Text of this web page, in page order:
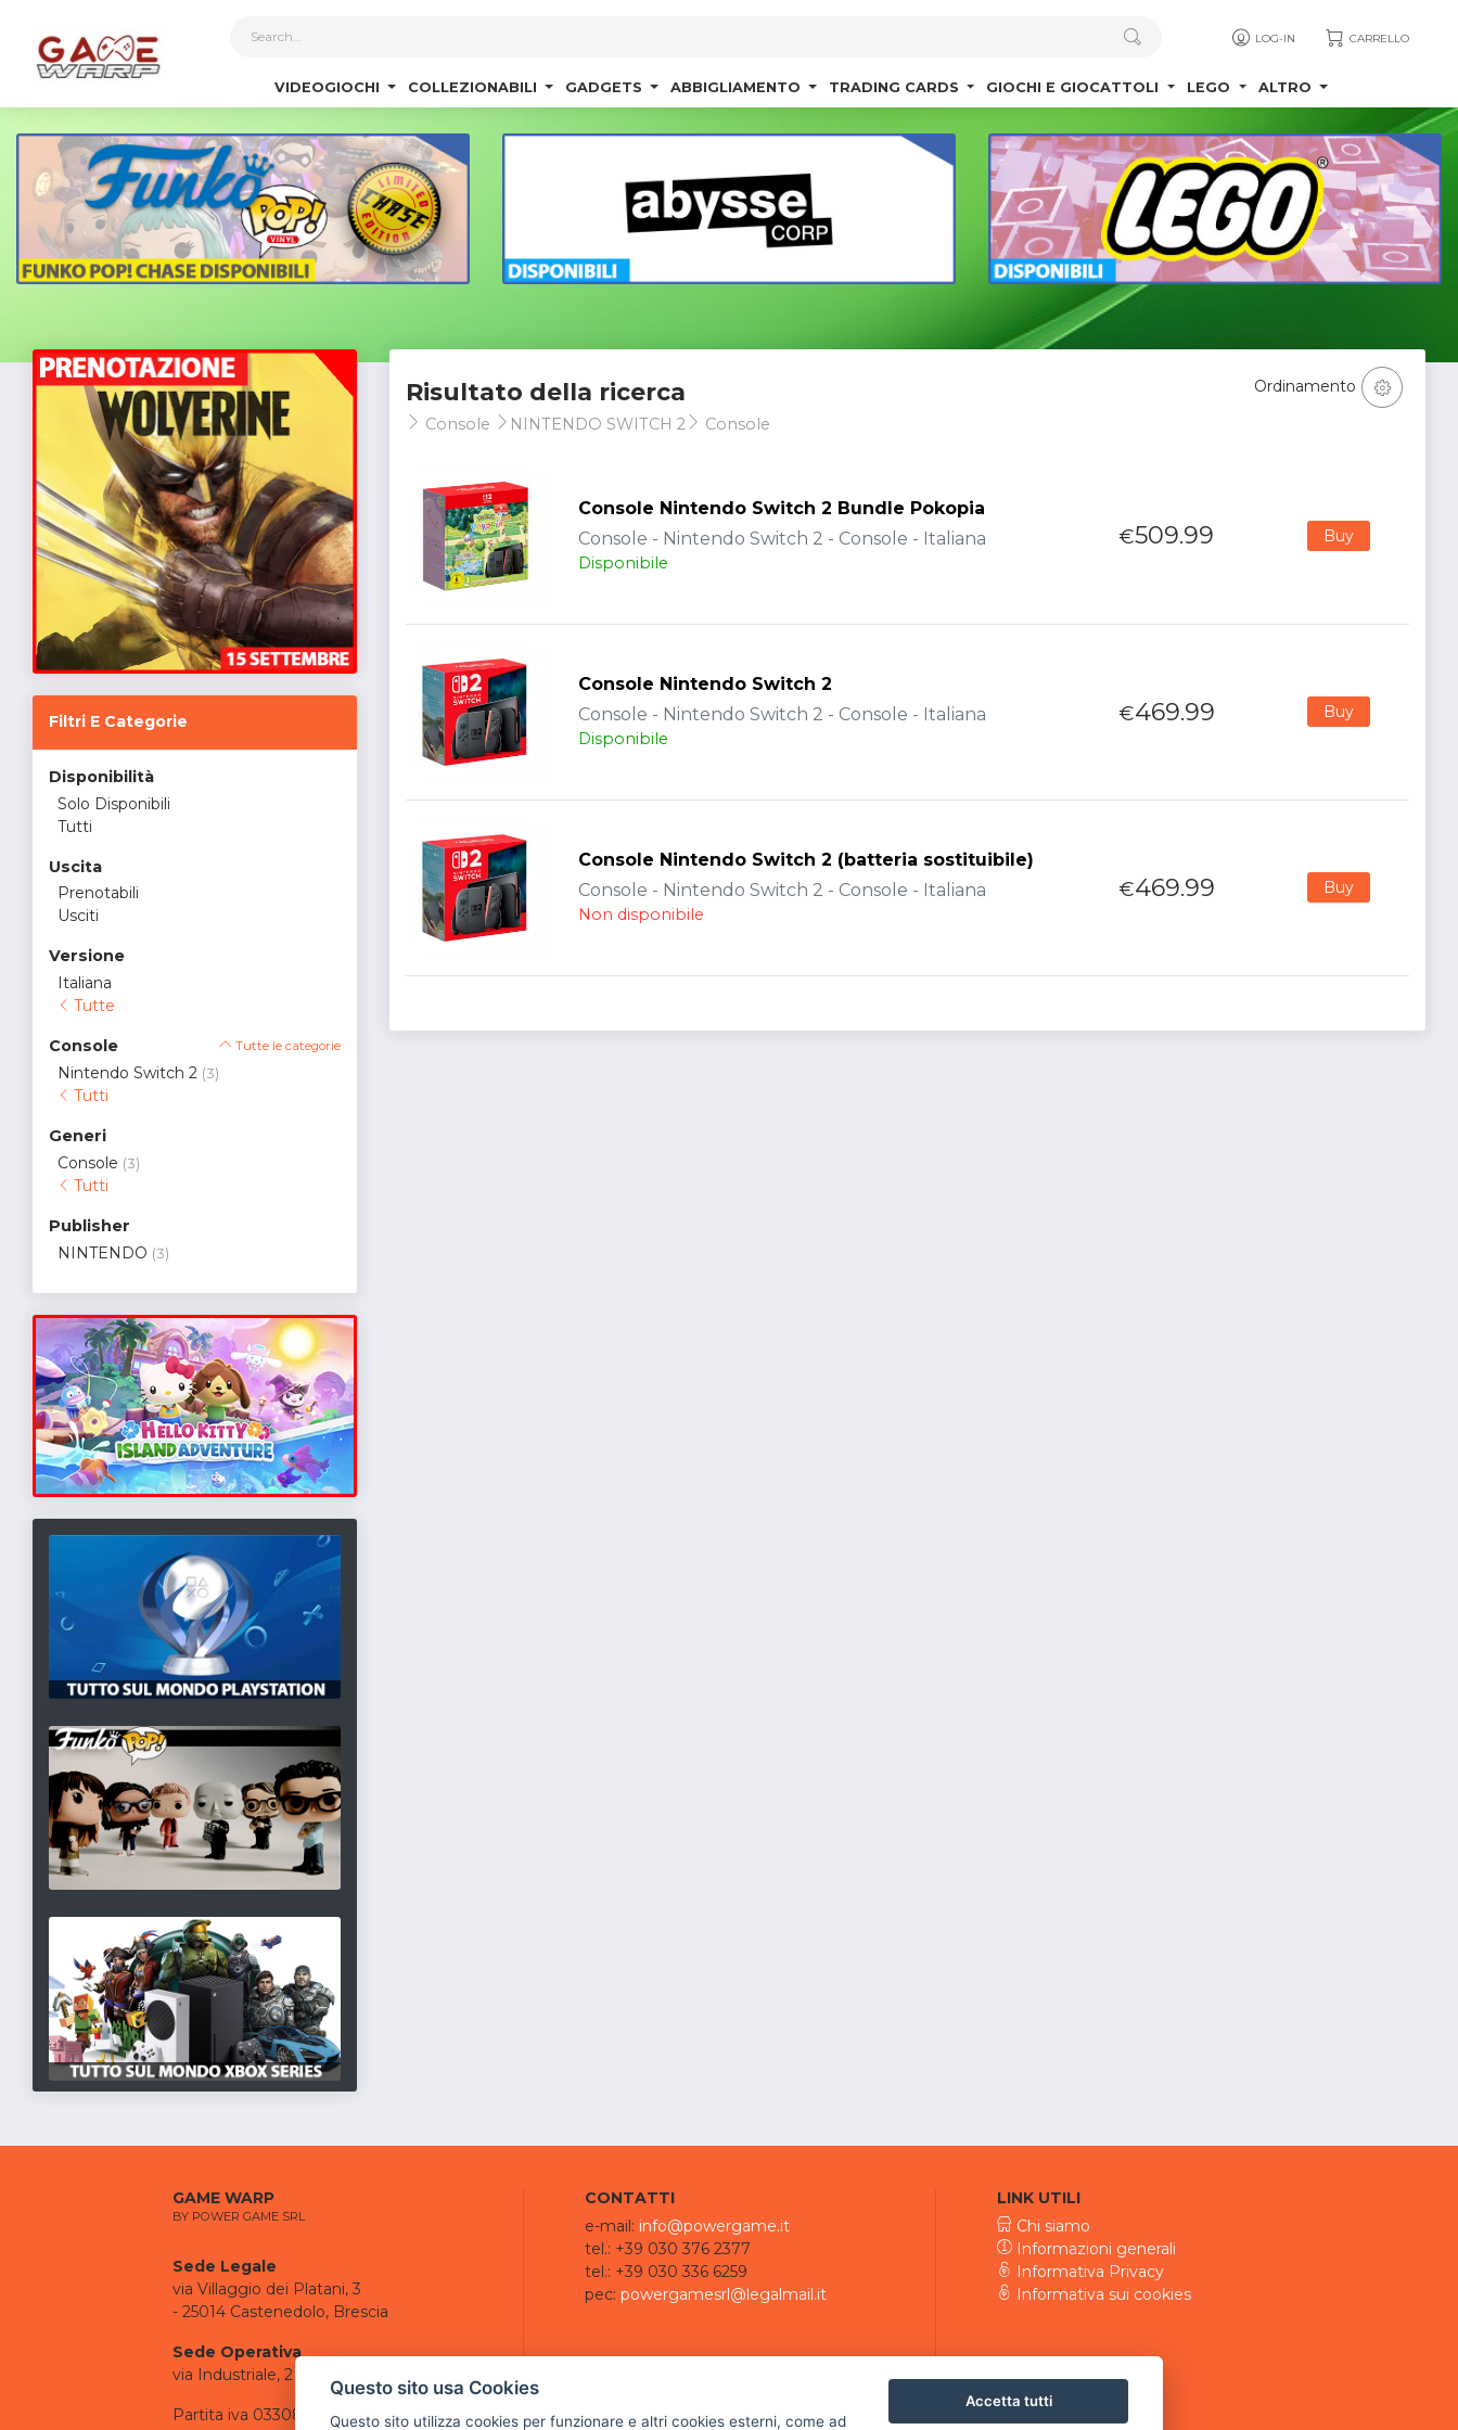
LOG-IN CARRELLO
VIDEOGIOCHI COLLEZIONABILI GADGETS ABBIGLIAMENTO TRADING CARDS GIOCHI E GIOCATTOLI LEGO ALTRO
Filtri E Categorie
Disponibilità
Solo Disponibili
Tutti
Uscita
Prenotabili
Usciti
Versione
Italiana
Tutte
Console Tutte le categorie
Nintendo Switch 2 (3)
Tutti
Generi
Console (3)
Tutti
Publisher
NINTENDO (3)
Risultato della ricerca
Console NINTENDO SWITCH 2 Console
Ordinamento
Console Nintendo Switch 2 Bundle Pokopia
Console - Nintendo Switch 2 - Console - Italiana
Disponibile
€509.99 Buy
Console Nintendo Switch 2
Console - Nintendo Switch 2 - Console - Italiana
Disponibile
€469.99 Buy
Console Nintendo Switch 2 (batteria sostituibile)
Console - Nintendo Switch 2 - Console - Italiana
Non disponibile
€469.99 Buy
GAME WARP
BY POWER GAME SRL
Sede Legale
via Villaggio dei Platani, 3
- 25014 Castenedolo, Brescia
Sede Operativa
via Industriale, 2 - 25082 Botticino, BS
Partita iva 03308130982
CONTATTI
e-mail: info@powergame.it
tel.: +39 030 376 2377
tel.: +39 030 336 6259
pec: powergamesrl@legalmail.it
LINK UTILI
Chi siamo
Informazioni generali
Informativa Privacy
Informativa sui cookies
Questo sito usa Cookies
Questo sito utilizza cookies per funzionare e altri cookies esterni, come ad
Accetta tutti